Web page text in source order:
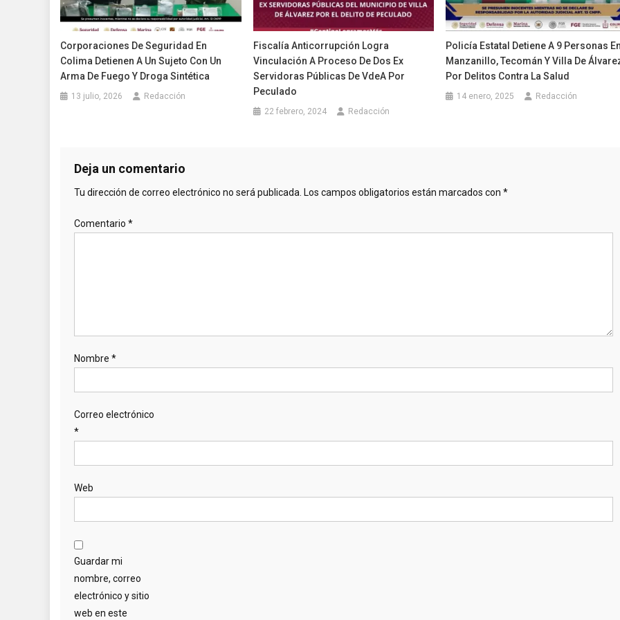
Corporaciones De Seguridad En
Colima Detienen A Un Sujeto Con Un
Arma De Fuego Y Droga Sintética
13 julio, 2026 Redacción
Fiscalía Anticorrupción Logra
Vinculación A Proceso De Dos Ex
Servidoras Públicas De VdeA Por
Peculado
22 febrero, 2024 Redacción
Policía Estatal Detiene A 9 Personas
Manzanillo, Tecomán Y Villa De
Por Delitos Contra La Salud
14 enero, 2025 Redacción
Deja un comentario
Tu dirección de correo electrónico no será publicada. Los campos obligatorios están marcados con *
Comentario *
Nombre *
Correo electrónico
*
Web
Guardar mi
nombre, correo
electrónico y sitio
web en este